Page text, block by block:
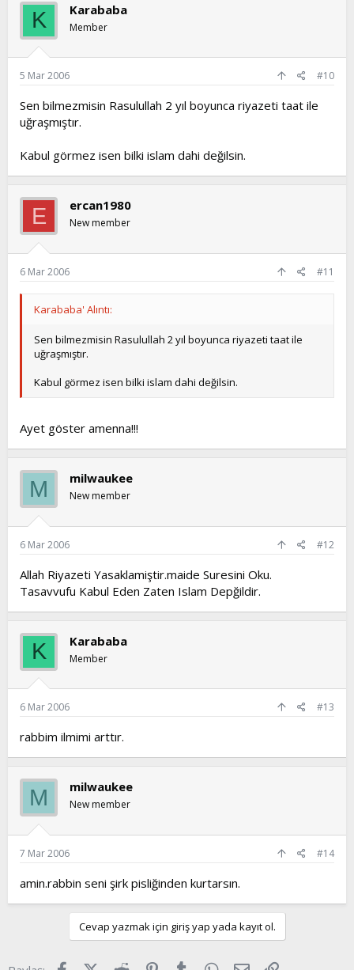
K Karababa
Member
5 Mar 2006 #10
Sen bilmezmisin Rasulullah 2 yıl boyunca riyazeti taat ile
uğraşmıştır.
Kabul görmez isen bilki islam dahi değilsin.
E ercan1980
New member
6 Mar 2006 #11
Karababa' Alıntı:
Sen bilmezmisin Rasulullah 2 yıl boyunca riyazeti taat ile
uğraşmıştır.
Kabul görmez isen bilki islam dahi değilsin.
Ayet göster amenna!!!
M milwaukee
New member
6 Mar 2006 #12
Allah Riyazeti Yasaklamiştir.maide Suresini Oku.
Tasavvufu Kabul Eden Zaten Islam Depğildir.
K Karababa
Member
6 Mar 2006 #13
rabbim ilmimi arttır.
M milwaukee
New member
7 Mar 2006 #14
amin.rabbin seni şirk pisliğinden kurtarsın.
Cevap yazmak için giriş yap yada kayıt ol.